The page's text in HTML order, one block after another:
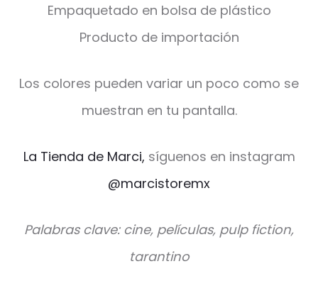
Empaquetado en bolsa de plástico
Producto de importación
Los colores pueden variar un poco como se
muestran en tu pantalla.
La Tienda de Marci, síguenos en instagram
@marcistoremx
Palabras clave: cine, películas, pulp fiction,
tarantino